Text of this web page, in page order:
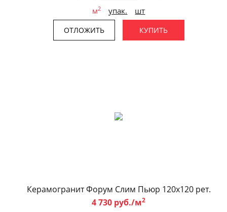
м2 упак. шт
ОТЛОЖИТЬ КУПИТЬ
Керамогранит Форум Слим Пьюр 120x120 рет.
4 730 руб./м2